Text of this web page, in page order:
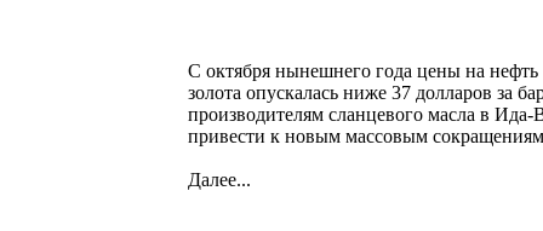
С октября нынешнего года цены на
золота опускалась ниже 37 долларов за
производителям сланцевого масла в
привести к новым массовым
Далее...